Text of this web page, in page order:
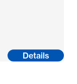
Details